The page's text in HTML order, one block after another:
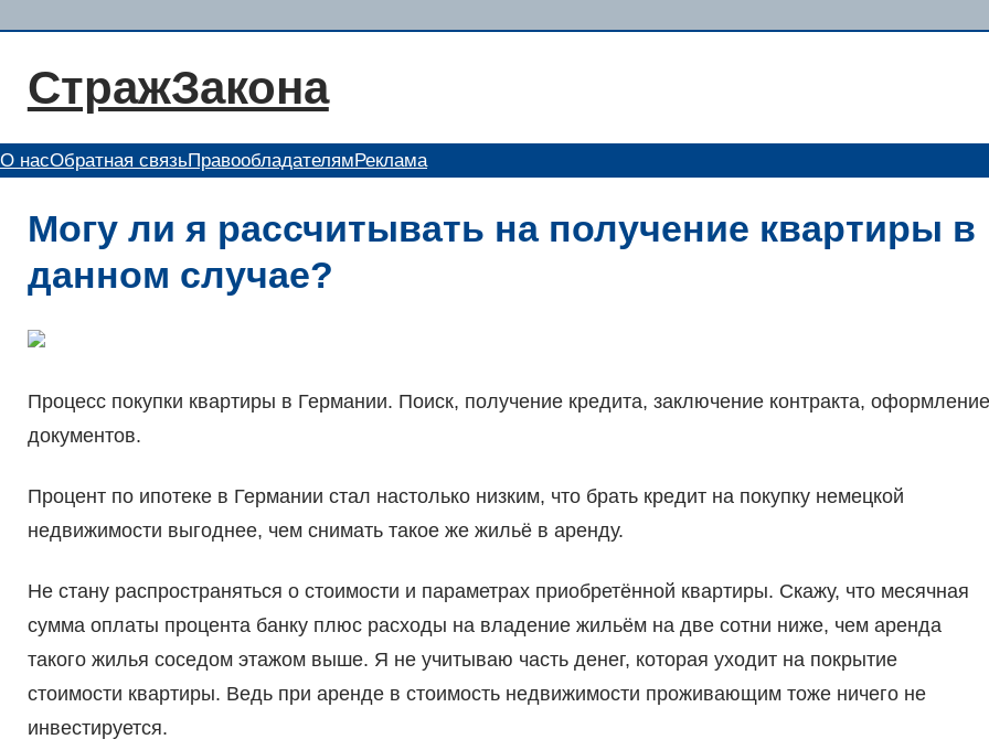
содержимому
СтражЗакона
О насОбратная связьПравообладателям Реклама
Могу ли я рассчитывать на получение квартиры в
данном случае?
Процесс покупки квартиры в Германии. Поиск, получение кредита, заключение контракта, оформление
документов.
Процент по ипотеке в Германии стал настолько низким, что брать кредит на покупку немецкой
недвижимости выгоднее, чем снимать такое же жильё в аренду.
Не стану распространяться о стоимости и параметрах приобретённой квартиры. Скажу, что месячная
сумма оплаты процента банку плюс расходы на владение жильём на две сотни ниже, чем аренда
такого жилья соседом этажом выше. Я не учитываю часть денег, которая уходит на покрытие
стоимости квартиры. Ведь при аренде в стоимость недвижимости проживающим тоже ничего не
инвестируется.